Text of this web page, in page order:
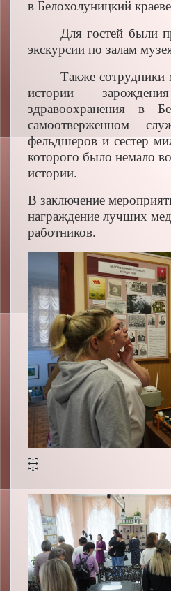
в Белохолуницкий
Для гостей были
экскурсии по залам
Также сотрудники
истории
здравоохранения в
самоотверженном
фельдшеров и сестер
которого было немало
истории.
В заключение
награждение лучших
работников.